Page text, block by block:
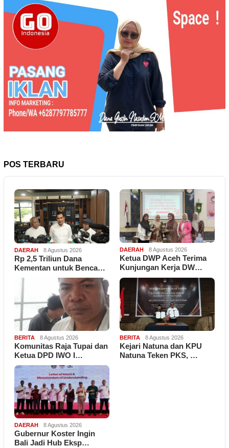
POS TERBARU
DAERAH 8 Agustus 2026
Rp 2,5 Triliun Dana
Kementan untuk Benca…
DAERAH 8 Agustus 2026
Ketua DWP Aceh Terima
Kunjungan Kerja DW…
BERITA 8 Agustus 2026
Komunitas Raja Tupai dan
Ketua DPD IWO I…
BERITA 8 Agustus 2026
Kejari Natuna dan KPU
Natuna Teken PKS, …
DAERAH 8 Agustus 2026
Gubernur Koster Ingin
Bali Jadi Hub Eksp…